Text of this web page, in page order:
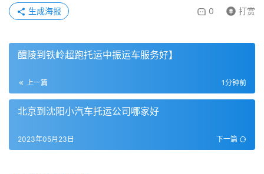
0 打赏
生成海报
醴陵到铁岭超跑托运中振运车服务好】
上一篇 1分钟前
北京到沈阳小汽车托运公司哪家好
下一篇
2023年05月23日